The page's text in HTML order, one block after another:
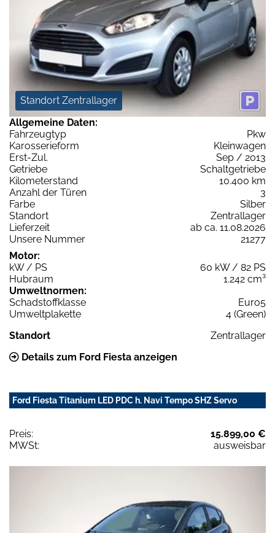
Standort Zentrallager
Allgemeine Daten:
Fahrzeugtyp
Pkw
Karosserieform
Kleinwagen
Erst-Zul.
Sep / 2013
Getriebe
Schaltgetriebe
Kilometerstand
10.400 km
Anzahl der Türen
3
Farbe
Silber
Standort
Zentrallager
Lieferzeit
ab ca. 11.08.2026
Unsere Nummer
21277
Motor:
kW / PS
60 kW / 82 PS
Hubraum
1.242 cm³
Umweltnormen:
Schadstoffklasse
Euro5
Umweltplakette
4 (Green)
Standort
Zentrallager
Details zum Ford Fiesta anzeigen
Ford Fiesta Titanium LED PDC h. Navi Tempo SHZ Servo
Preis:
15.899,00 €
MWSt:
ausweisbar